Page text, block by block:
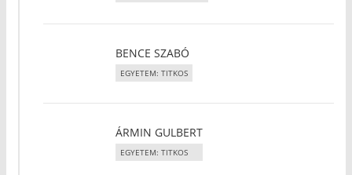
BENCE SZABÓ
EGYETEM: TITKOS
ÁRMIN GULBERT
EGYETEM: TITKOS